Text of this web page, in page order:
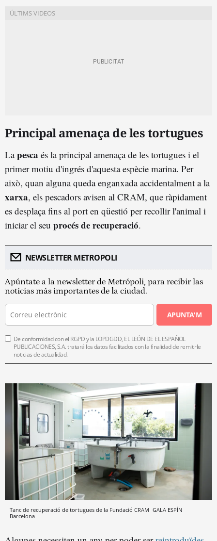
Principal amenaça de les tortugues
Lapesca és la principal amenaça de les tortugues i el
primer motiu d'ingrés d'aquesta espècie marina. Per
això, quan alguna queda enganxada accidentalment a la
xarxa, els pescadors avisen al CRAM, que ràpidament
es desplaça fins al port en qüestió per recollir l'animal i
iniciar el seu procés de recuperació.
NEWSLETTER METROPOLI
Apúntate a la newsletter de Metrópoli, para recibir las
noticias más importantes de la ciudad.
APUNTA'M
De conformidad con el RGPD y la LOPDGDD, EL LEÓN DE EL ESPAÑOL
PUBLICACIONES, S.A. tratará los datos facilitados con la finalidad de remitirle
noticias de actualidad.
Tanc de recuperació de tortugues de la Fundació CRAM GALA ESPÍN
Barcelona